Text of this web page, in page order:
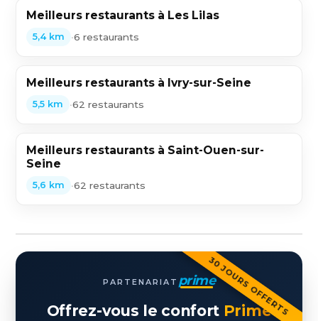
Meilleurs restaurants à Les Lilas
5,4 km •6 restaurants
Meilleurs restaurants à Ivry-sur-Seine
5,5 km •62 restaurants
Meilleurs restaurants à Saint-Ouen-sur-
Seine
5,6 km •62 restaurants
30 JOURS OFFERTS
PARTENARIAT prime
Offrez-vous le confort Prime